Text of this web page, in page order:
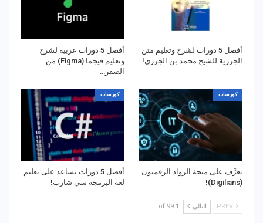
أفضل 5 دورات لشرح وتعليم متن
الجزرية للشيخ محمد بن الجزري!
أفضل 5 دورات عربية لشرح
وتعليم فيجما (Figma) من
الصفر…
كورسات
تعرَّف على منحة الرواد الرقميون
(Digilians)!
كورسات
أفضل 5 دورات تساعد على تعليم
لغة البرمجة سي شارب!
التالي 1 of 99